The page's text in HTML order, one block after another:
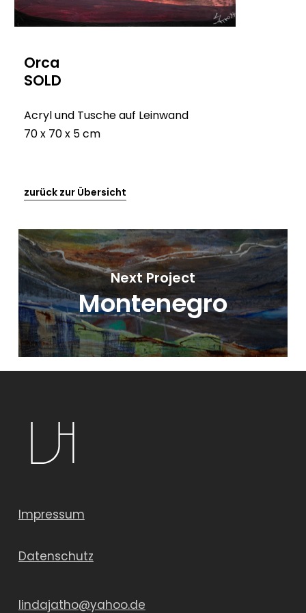
Orca
SOLD
Acryl und Tusche auf Leinwand
70 x 70 x 5 cm
zurück zur Übersicht
Next Project
Montenegro
Impressum
Datenschutz
lindajatho@yahoo.de